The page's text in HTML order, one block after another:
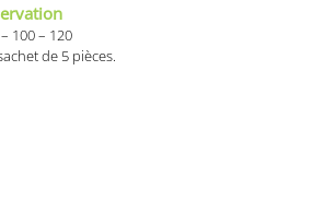
100 – 120
de 5 pièces.